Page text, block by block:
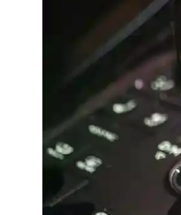
追觅
货量
创新
8 月 6,